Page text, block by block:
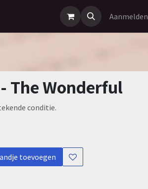
Aanmelden
The Wonderful
conditie.
toevoegen